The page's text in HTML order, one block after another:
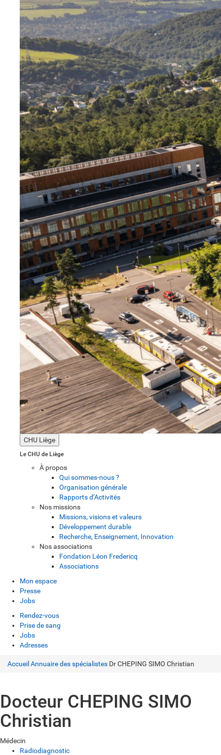
CHU Liège
Le CHU de Liège
À propos
Qui sommes-nous ?
Organisation générale
Rapports d’Activités
Nos missions
Missions, visions et valeurs
Développement durable
Recherche, Enseignement, Innovation
Nos associations
Fondation Léon Fredericq
Associations
Mon espace
Presse
Jobs
Rendez-vous
Prise de sang
Jobs
Adresses
Accueil Annuaire des spécialistes Dr CHEPING SIMO Christian
Docteur CHEPING SIMO
Christian
Médecin
Radiodiagnostic